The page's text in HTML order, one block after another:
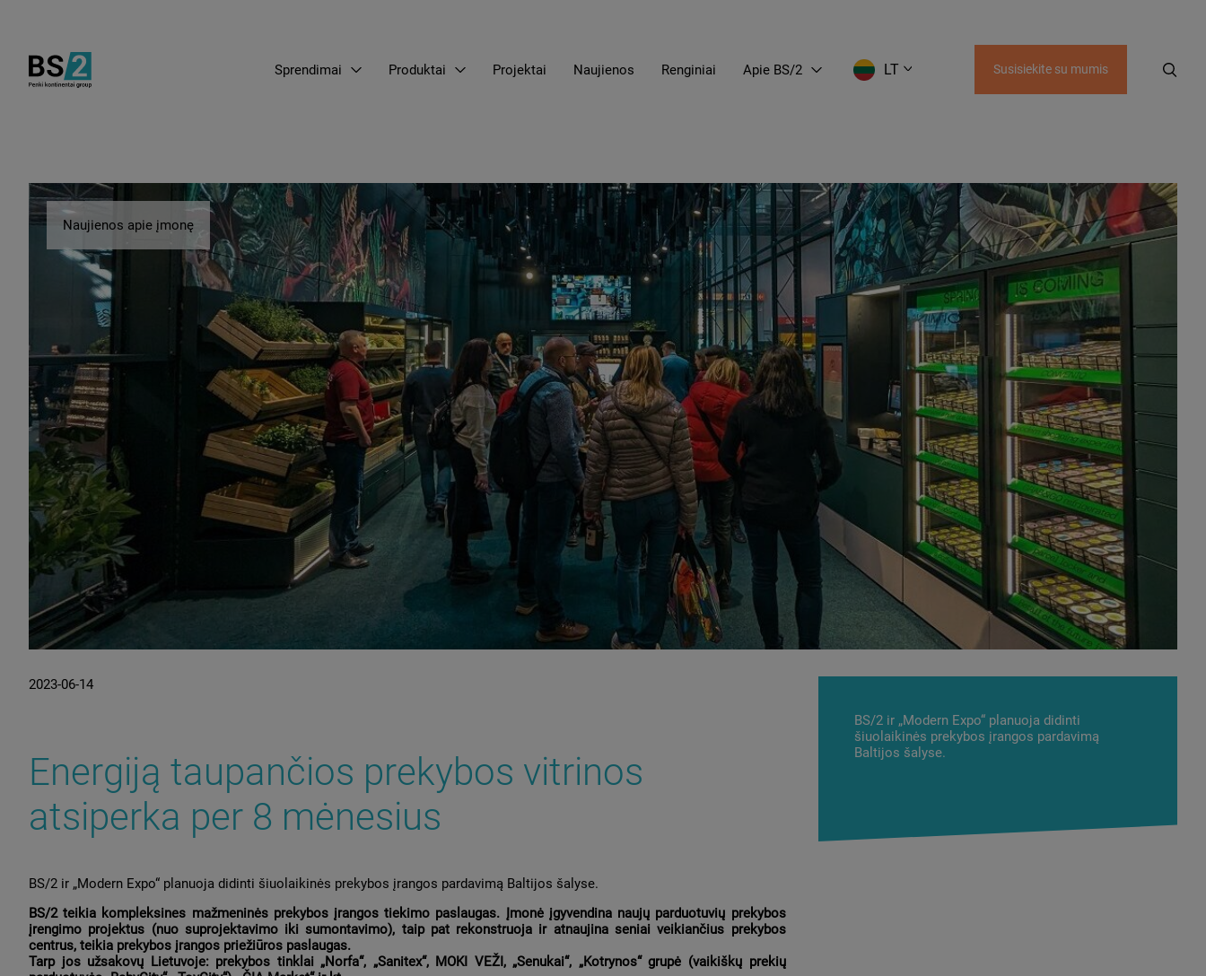
Sprendimai Produktai Projektai Naujienos Renginiai Apie BS/2 LT Susisiekite su mumis
Naujienos apie įmonę
2023-06-14
Energiją taupančios prekybos vitrinos
atsiperka per 8 mėnesius
BS/2 ir „Modern Expo“ planuoja didinti šiuolaikinės prekybos įrangos pardavimą Baltijos šalyse.
BS/2 teikia kompleksines mažmeninės prekybos įrangos tiekimo paslaugas. Įmonė įgyvendina naujų parduotuvių prekybos
įrengimo projektus (nuo suprojektavimo iki sumontavimo), taip pat rekonstruoja ir atnaujina seniai veikiančius prekybos
centrus, teikia prekybos įrangos priežiūros paslaugas.
Tarp jos užsakovų Lietuvoje: prekybos tinklai „Norfa“, „Sanitex“, MOKI VEŽI, „Senukai“, „Kotrynos“ grupė (vaikiškų prekių
BS/2 ir „Modern Expo“ planuoja didinti
šiuolaikinės prekybos įrangos pardavimą
Baltijos šalyse.